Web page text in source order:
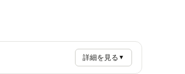
詳細を見る ▼